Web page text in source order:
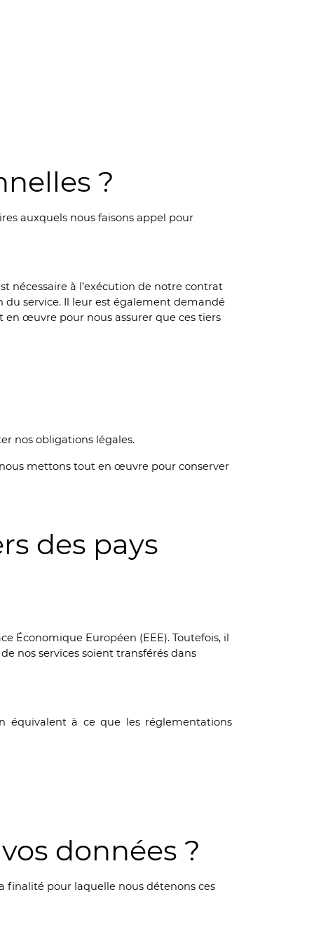
?
auxquels nous faisons appel pour
nécessaire à l’exécution de notre contrat
service. Il leur est également demandé
œuvre pour nous assurer que ces tiers
nos obligations légales.
nous mettons tout en œuvre pour conserver
des pays
Économique Européen (EEE). Toutefois, il
nos services soient transférés dans
équivalent à ce que les réglementations
données ?
finalité pour laquelle nous détenons ces